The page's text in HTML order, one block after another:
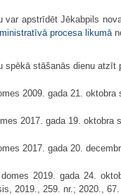
var apstrīdēt Jēkabpils
procesa likumā
spēkā stāšanās dienu atzīt
2009. gada 21.
2017. gada 19.
2017. gada 20.
2019. gada 24.
2019., 259. nr.; 2020., 67.